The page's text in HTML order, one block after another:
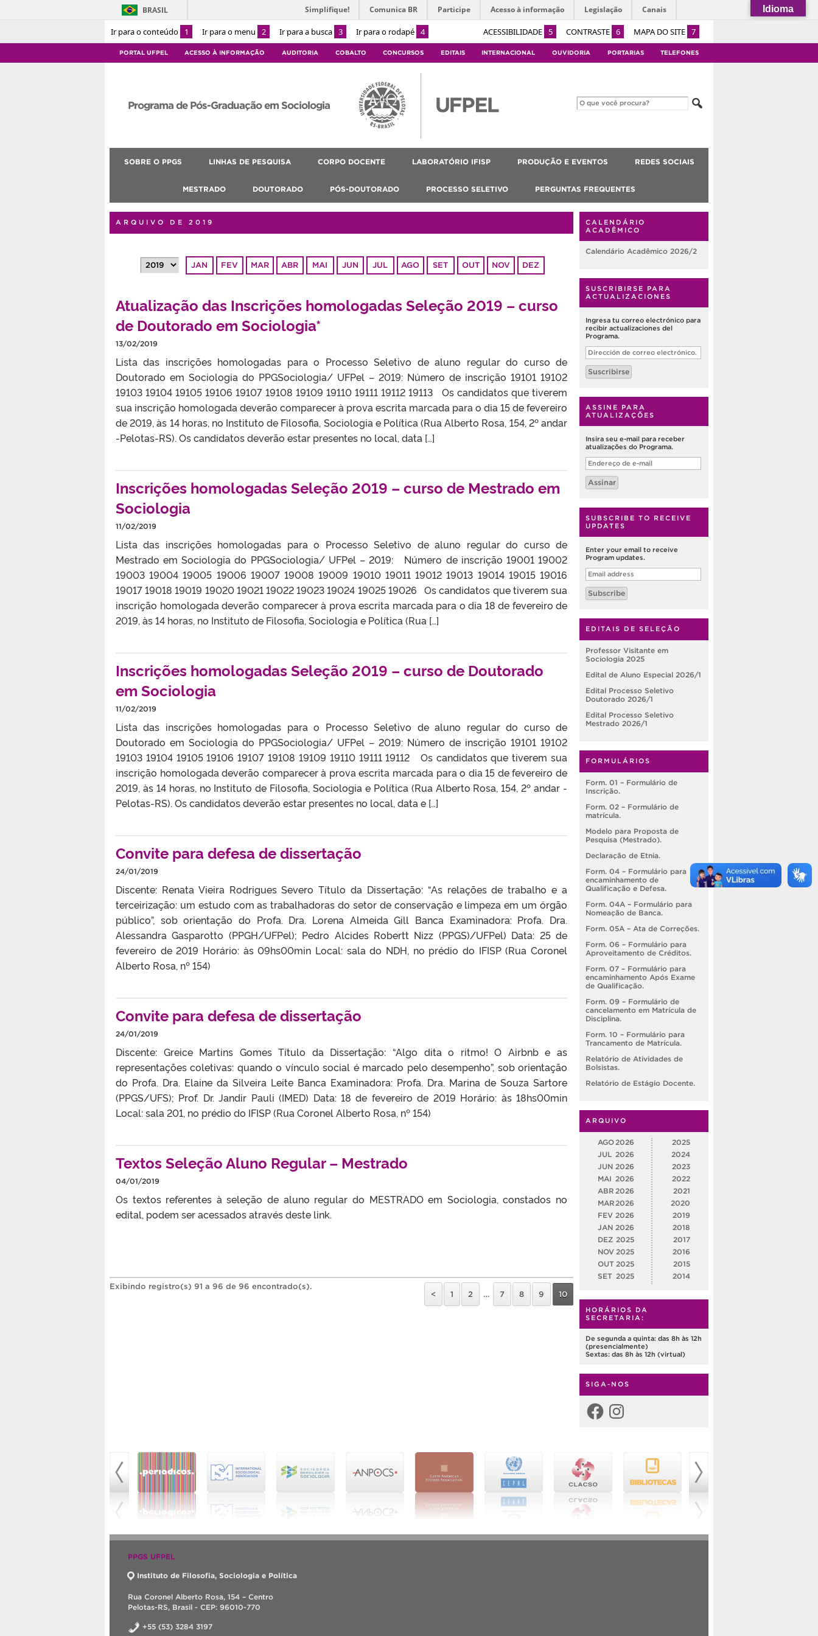
Ir para o conteúdo 1 Ir para o menu 2 Ir para a busca 3 Ir para o rodapé 4 ACESSIBILIDADE 5 CONTRASTE 6 MAPA DO SITE 7
BRASIL Simplifique! Comunica BR Participe Acesso à informação Legislação Canais
PORTAL UFPEL ACESSO À INFORMAÇÃO AUDITORIA COBALTO CONCURSOS EDITAIS INTERNACIONAL OUVIDORIA PORTARIAS TELEFONES
Programa de Pós-Graduação em Sociologia
SOBRE O PPGS LINHAS DE PESQUISA CORPO DOCENTE LABORATÓRIO IFISP PRODUÇÃO E EVENTOS REDES SOCIAIS
MESTRADO DOUTORADO PÓS-DOUTORADO PROCESSO SELETIVO PERGUNTAS FREQUENTES
ARQUIVO DE 2019
JAN FEV MAR ABR MAI JUN JUL AGO SET OUT NOV DEZ
Atualização das Inscrições homologadas Seleção 2019 – curso
de Doutorado em Sociologia*
13/02/2019
Lista das inscrições homologadas para o Processo Seletivo de aluno regular do curso de
Doutorado em Sociologia do PPGSociologia/ UFPel – 2019: Número de inscrição 19101 19102
19103 19104 19105 19106 19107 19108 19109 19110 19111 19112 19113 Os candidatos que tiverem
sua inscrição homologada deverão comparecer à prova escrita marcada para o dia 15 de fevereiro
de 2019, às 14 horas, no Instituto de Filosofia, Sociologia e Política (Rua Alberto Rosa, 154, 2º andar
-Pelotas-RS). Os candidatos deverão estar presentes no local, data […]
Inscrições homologadas Seleção 2019 – curso de Mestrado em
Sociologia
11/02/2019
Lista das inscrições homologadas para o Processo Seletivo de aluno regular do curso de
Mestrado em Sociologia do PPGSociologia/ UFPel – 2019: Número de inscrição 19001 19002
19003 19004 19005 19006 19007 19008 19009 19010 19011 19012 19013 19014 19015 19016
19017 19018 19019 19020 19021 19022 19023 19024 19025 19026 Os candidatos que tiverem sua
inscrição homologada deverão comparecer à prova escrita marcada para o dia 18 de fevereiro de
2019, às 14 horas, no Instituto de Filosofia, Sociologia e Política (Rua […]
Inscrições homologadas Seleção 2019 – curso de Doutorado
em Sociologia
11/02/2019
Lista das inscrições homologadas para o Processo Seletivo de aluno regular do curso de
Doutorado em Sociologia do PPGSociologia/ UFPel – 2019: Número de inscrição 19101 19102
19103 19104 19105 19106 19107 19108 19109 19110 19111 19112 Os candidatos que tiverem sua
inscrição homologada deverão comparecer à prova escrita marcada para o dia 15 de fevereiro de
2019, às 14 horas, no Instituto de Filosofia, Sociologia e Política (Rua Alberto Rosa, 154, 2º andar -
Pelotas-RS). Os candidatos deverão estar presentes no local, data e […]
Convite para defesa de dissertação
24/01/2019
Discente: Renata Vieira Rodrigues Severo Título da Dissertação: “As relações de trabalho e a
terceirização: um estudo com as trabalhadoras do setor de conservação e limpeza em um órgão
público”, sob orientação do Profa. Dra. Lorena Almeida Gill Banca Examinadora: Profa. Dra.
Alessandra Gasparotto (PPGH/UFPel); Pedro Alcides Robertt Nizz (PPGS)/UFPel) Data: 25 de
fevereiro de 2019 Horário: às 09hs00min Local: sala do NDH, no prédio do IFISP (Rua Coronel
Alberto Rosa, nº 154)
Convite para defesa de dissertação
24/01/2019
Discente: Greice Martins Gomes Título da Dissertação: “Algo dita o ritmo! O Airbnb e as
representações coletivas: quando o vínculo social é marcado pelo desempenho”, sob orientação
do Profa. Dra. Elaine da Silveira Leite Banca Examinadora: Profa. Dra. Marina de Souza Sartore
(PPGS/UFS); Prof. Dr. Jandir Pauli (IMED) Data: 18 de fevereiro de 2019 Horário: às 18hs00min
Local: sala 201, no prédio do IFISP (Rua Coronel Alberto Rosa, nº 154)
Textos Seleção Aluno Regular – Mestrado
04/01/2019
Os textos referentes à seleção de aluno regular do MESTRADO em Sociologia, constados no
edital, podem ser acessados através deste link.
Exibindo registro(s) 91 a 96 de 96 encontrado(s).
<
1 2 … 7 8 9 10
CALENDÁRIO
ACADÊMICO
Calendário Acadêmico 2026/2
SUSCRIBIRSE PARA
ACTUALIZACIONES
Ingresa tu correo electrónico para
recibir actualizaciones del
Programa.
Dirección
de
correo
electrónico.
Suscribirse
ASSINE PARA
ATUALIZAÇÕES
Insira seu e-mail para receber
atualizações do Programa.
Endereço
de
e-
mail
Assinar
SUBSCRIBE TO RECEIVE
UPDATES
Enter your email to receive
Program updates.
Email
address
Subscribe
EDITAIS DE SELEÇÃO
Professor Visitante em
Sociologia 2025
Edital de Aluno Especial 2026/1
Edital Processo Seletivo
Doutorado 2026/1
Edital Processo Seletivo
Mestrado 2026/1
FORMULÁRIOS
Form. 01 – Formulário de
Inscrição.
Form. 02 – Formulário de
matrícula.
Modelo para Proposta de
Pesquisa (Mestrado).
Declaração de Etnia.
Form. 04 – Formulário para
encaminhamento de
Qualificação e Defesa.
Form. 04A – Formulário para
Nomeação de Banca.
Form. 05A – Ata de Correções.
Form. 06 – Formulário para
Aproveitamento de Créditos.
Form. 07 – Formulário para
encaminhamento Após Exame
de Qualificação.
Form. 09 – Formulário de
cancelamento em Matrícula de
Disciplina.
Form. 10 – Formulário para
Trancamento de Matrícula.
Relatório de Atividades de
Bolsistas.
Relatório de Estágio Docente.
ARQUIVO
AGO 2026
JUL 2026
JUN 2026
MAI
2026
ABR 2026
MAR 2026
FEV 2026
JAN 2026
DEZ 2025
NOV 2025
OUT 2025
SET 2025
2025
2024
2023
2022
2021
2020
2019
2018
2017
2016
2015
2014
HORÁRIOS DA
SECRETARIA:
De segunda a quinta: das 8h às 12h
(presencialmente)
Sextas: das 8h às 12h (virtual)
SIGA-NOS
FacebookInstagram
PPGS UFPEL
Instituto de Filosofia, Sociologia e Política
Rua Coronel Alberto Rosa, 154 – Centro
Pelotas-RS, Brasil - CEP: 96010-770
+55 (53) 3284 3197
Idioma